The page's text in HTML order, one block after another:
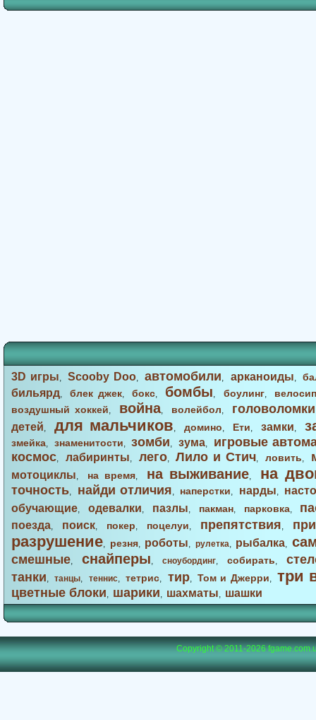
3D игры,Scooby Doo,автомобили, арканоиды,
бильярд,блек джек,бокс, бомбы, боулинг,
воздушный хоккей, война, волейбол, головоломки
детей, для мальчиков, домино, Ети, замки,
змейка, знаменитости,зомби, зума,
игровые
космос, лабиринты, лего,Лило и Стич,ловить,
мотоциклы, на время, на выживание, на
точность, найди отличия, наперстки, нарды,
обучающие, одевалки, пазлы, пакман, парковка,
поезда, поиск, покер, поцелуи, препятствия,
разрушение, резня, роботы, рулетка, рыбалка,
смешные, снайперы, сноубординг, собирать,
танки,танцы, теннис,тетрис, тир,Том и Джерри, три
цветные блоки, шарики, шахматы, шашки
Copyright © 2011-2026